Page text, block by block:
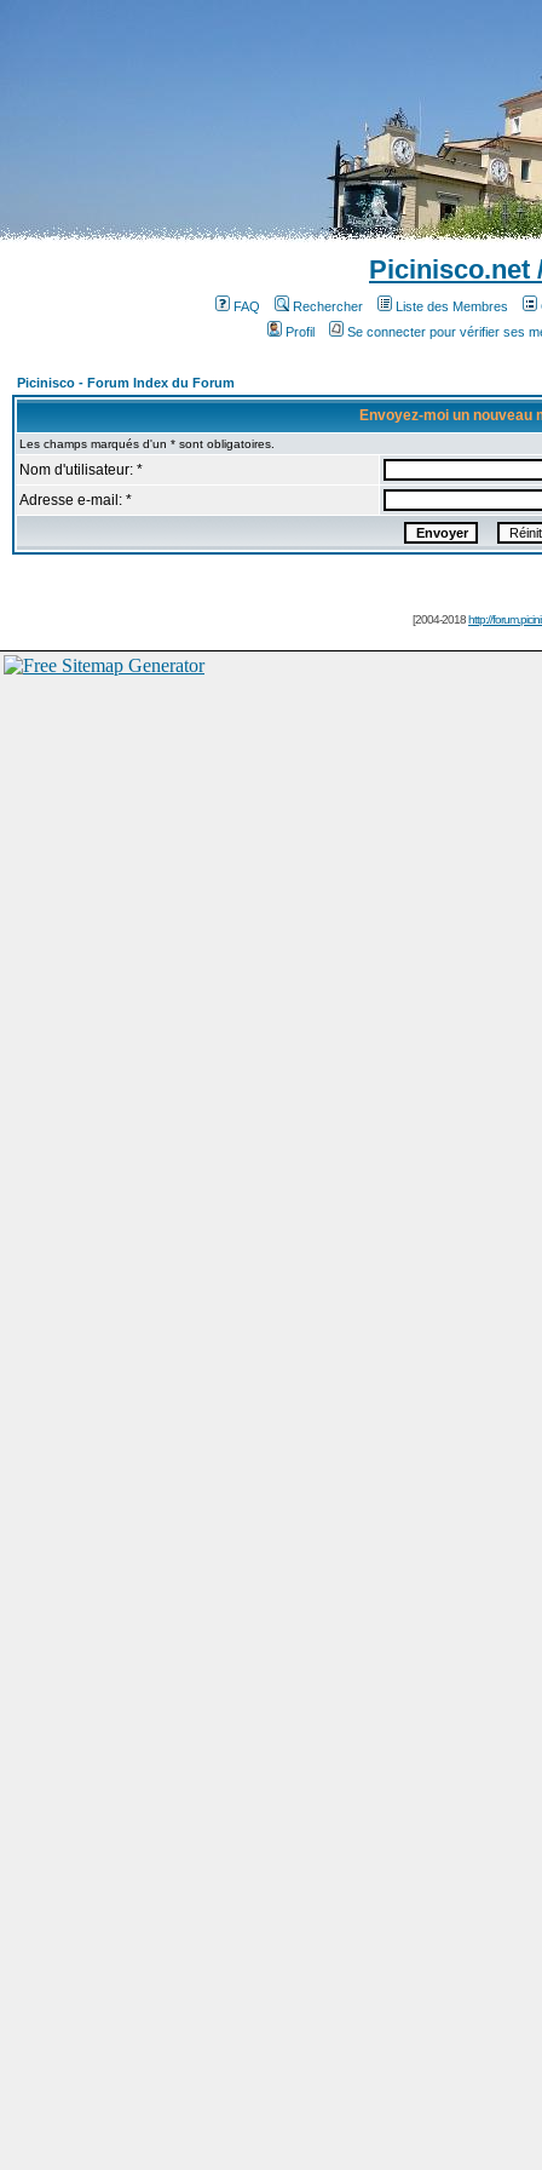
Picinisco.net
FAQ Rechercher Liste des Membres
Profil
Se connecter pour vérifier ses
Picinisco - Forum Index du Forum
Envoyez-moi un nouveau
Les champs marqués d'un * sont obligatoires.
Nom d'utilisateur: *
Adresse e-mail: *
[2004-2018http://